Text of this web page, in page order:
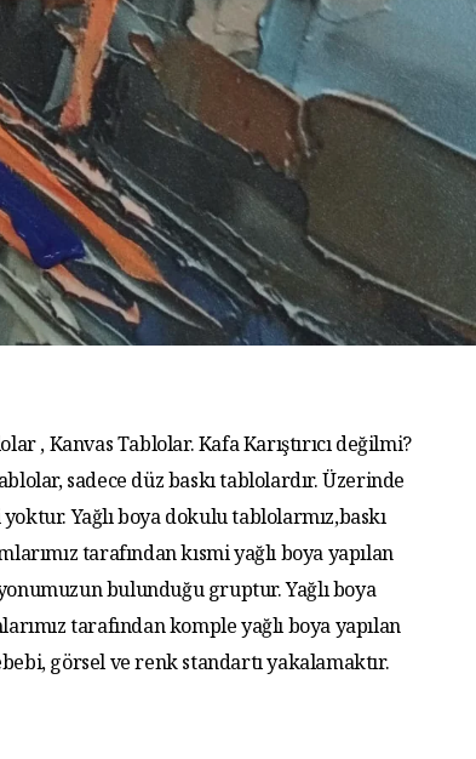
, Kanvas Tablolar. Kafa Karıştırıcı değilmi?
sadece düz baskı tablolardır. Üzerinde
Yağlı boya dokulu tablolarmız,baskı
tarafından kısmi yağlı boya yapılan
bulunduğu gruptur. Yağlı boya
tarafından komple yağlı boya yapılan
görsel ve renk standartı yakalamaktır.